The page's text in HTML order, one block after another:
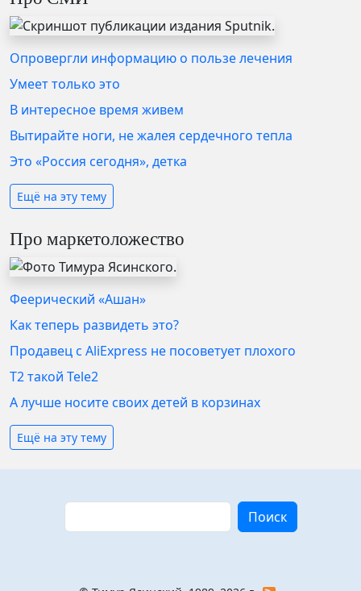
Опровергли информацию о пользе лечения
Умеет только это
В интересное время живем
Вытирайте ноги, не жалея сердечного тепла
Это «Россия сегодня», детка
Ещё на эту тему
Про маркетоложество
Феерический «Ашан»
Как теперь развидеть это?
Продавец с AliExpress не посоветует плохого
T2 такой Tele2
А лучше носите своих детей в корзинах
Ещё на эту тему
Поиск